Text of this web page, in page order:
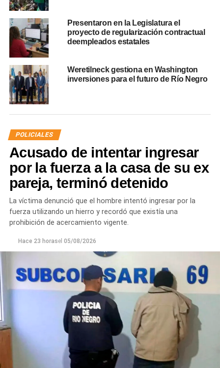
Presentaron en la Legislatura el
proyecto de regularización contractual
deempleados estatales
Weretilneck gestiona en Washington
inversiones para el futuro de Río Negro
POLICIALES
Acusado de intentar ingresar
por la fuerza a la casa de su ex
pareja, terminó detenido
La víctima denunció que el hombre intentó ingresar por la
fuerza utilizando un hierro y recordó que existía una
prohibición de acercamiento vigente.
Hace 23 horasel 05/08/2026